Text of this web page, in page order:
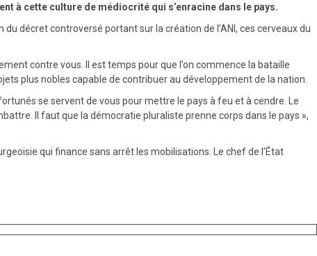
à cette culture de médiocrité qui s’enracine dans le pays.
décret controversé portant sur la création de l’ANI, ces cerveaux du
contre vous. Il est temps pour que l’on commence la bataille
plus nobles capable de contribuer au développement de la nation.
se servent de vous pour mettre le pays à feu et à cendre. Le
Il faut que la démocratie pluraliste prenne corps dans le pays »,
qui finance sans arrêt les mobilisations. Le chef de l’État